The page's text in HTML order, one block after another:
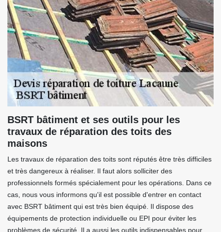
BSRT bâtiment et ses outils pour les
travaux de réparation des toits des
maisons
Les travaux de réparation des toits sont réputés être très difficiles
et très dangereux à réaliser. Il faut alors solliciter des
professionnels formés spécialement pour les opérations. Dans ce
cas, nous vous informons qu'il est possible d'entrer en contact
avec BSRT bâtiment qui est très bien équipé. Il dispose des
équipements de protection individuelle ou EPI pour éviter les
problèmes de sécurité. Il a aussi les outils indispensables pour